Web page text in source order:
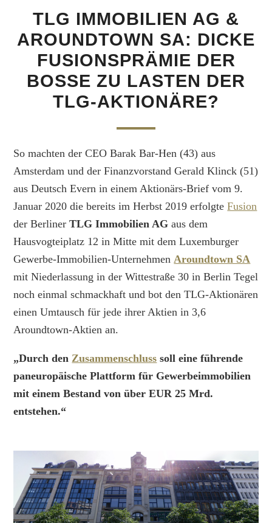
TLG IMMOBILIEN AG &
AROUNDTOWN SA: DICKE
FUSIONSPRÄMIE DER
BOSSE ZU LASTEN DER
TLG-AKTIONÄRE?
So machten der CEO Barak Bar-Hen (43) aus
Amsterdam und der Finanzvorstand Gerald Klinck (51)
aus Deutsch Evern in einem Aktionärs-Brief vom 9.
Januar 2020 die bereits im Herbst 2019 erfolgteFusion
der BerlinerTLG Immobilien AG aus dem
Hausvogteiplatz 12 in Mitte mit dem Luxemburger
Gewerbe-Immobilien-UnternehmenAroundtown SA
mit Niederlassung in der Wittestraße 30 in Berlin Tegel
noch einmal schmackhaft und bot den TLG-Aktionären
einen Umtausch für jede ihrer Aktien in 3,6
Aroundtown-Aktien an.
„Durch denZusammenschluss soll eine führende
paneuropäische Plattform für Gewerbeimmobilien
mit einem Bestand von über EUR 25 Mrd.
entstehen.“